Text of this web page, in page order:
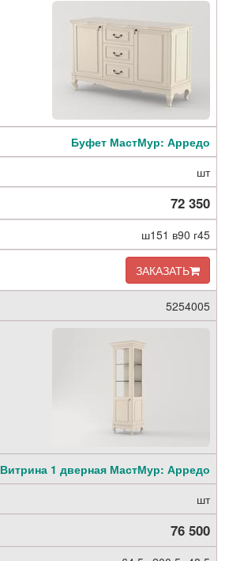
Буфет МастМур: Арредо
шт
72 350
ш151 в90 г45
ЗАКАЗАТЬ
5254005
Витрина 1 дверная МастМур: Арредо
шт
76 500